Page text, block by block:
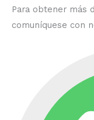
Para obtener más
comuníquese con